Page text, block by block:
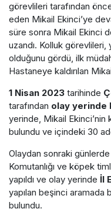
görevlileri tarafından
eden Mikail Ekinci’ye
süre sonra Mikail Ekinci
uzandı. Kolluk görevlileri,
olduğunu gördü, ilk
Hastaneye kaldırılan
1 Nisan 2023 tarihinde
tarafından olay yerinde
yerinde, Mikail
bulundu ve içindeki 30
Olaydan sonraki
Komutanlığı ve köpek
yapıldı ve olay yerinde İl
yapılan beşinci aramada
bulundu.